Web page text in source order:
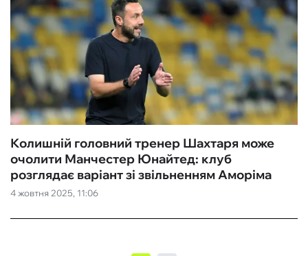
4 жовтня 2025, 11:06
Колишній головний тренер Шахтаря може
очолити Манчестер Юнайтед: клуб
розглядає варіант зі звільненням Аморіма